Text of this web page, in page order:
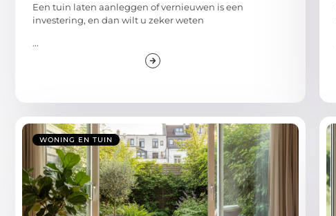
Een tuin laten aanleggen of vernieuwen is een
investering, en dan wilt u zeker weten
...
WONING EN TUIN